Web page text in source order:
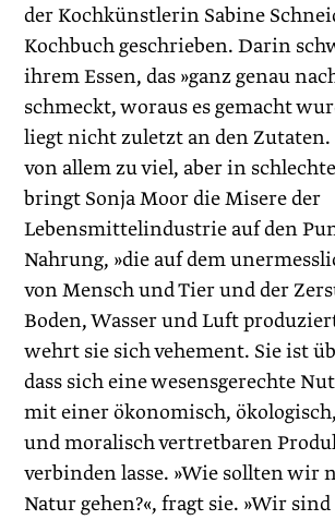
der Kochkünstlerin Sabine
Kochbuch geschrieben. Darin
ihrem Essen, das »ganz genau
schmeckt, woraus es gemacht
liegt nicht zuletzt an den Zutaten.
von allem zu viel, aber in
bringt Sonja Moor die Misere der
Lebensmittelindustrie auf den
Nahrung, »die auf dem
von Mensch und Tier und der
Boden, Wasser und Luft
wehrt sie sich vehement. Sie ist
dass sich eine wesensgerechte
mit einer ökonomisch,
und moralisch vertretbaren
verbinden lasse. »Wie sollten wir
Natur gehen?«, fragt sie. »Wir